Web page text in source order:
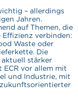
– allerdings
Jahren.
auf Themen, die
verbinden:
Waste oder
Die
aktuell stärker
vor allem mit
und Industrie, mit